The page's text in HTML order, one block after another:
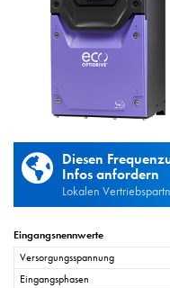
Diesen
Infos anfordern
Lokalen
Eingangsnennwerte
Versorgungsspannung
Eingangsphasen